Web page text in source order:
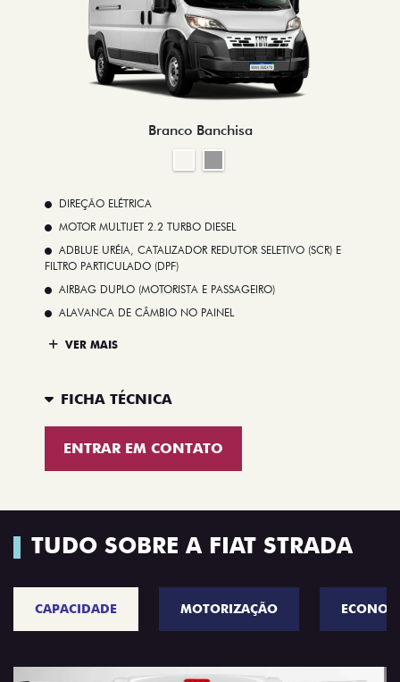
Branco Banchisa
DIREÇÃO ELÉTRICA
MOTOR MULTIJET 2.2 TURBO DIESEL
ADBLUE URÉIA, CATALIZADOR REDUTOR SELETIVO (SCR) E
FILTRO PARTICULADO (DPF)
AIRBAG DUPLO (MOTORISTA E PASSAGEIRO)
ALAVANCA DE CÂMBIO NO PAINEL
VER MAIS
FICHA TÉCNICA
ENTRAR EM CONTATO
TUDO SOBRE A FIAT STRADA
CAPACIDADE MOTORIZAÇÃO